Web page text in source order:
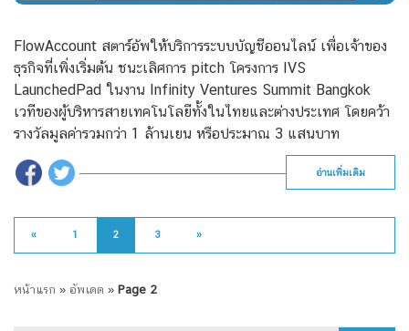
FlowAccount สตาร์อัพให้บริการระบบบัญชีออนไลน์ เพื่อเจ้าของ
ธุรกิจที่เพิ่งเริ่มต้น ชนะเลิศการ pitch โครงการ IVS
LaunchedPad ในงาน Infinity Ventures Summit Bangkok
เวทีของผู้บริหารสายเทคโนโลยีทั้งในไทยและต่างประเทศ โดยคว้า
รางวัลมูลค่ารวมกว่า 1 ล้านเยน หรือประมาณ 3 แสนบาท
อ่านเพิ่มเติม
« 1 2 3 »
หน้าแรก » อัพเดต » Page 2